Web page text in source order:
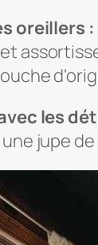
oreillers :
les
jupe